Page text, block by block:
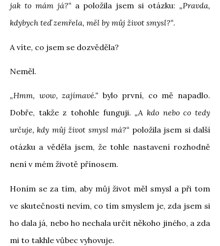
jak to mám já?“a položila jsem si otázku:„Pravda,
kdybych teď zemřela, měl by můj život smysl?“.
A víte, co jsem se dozvěděla?
Neměl.
„Hmm, wow, zajímavé.“ bylo první, co mě napadlo.
Dobře, takže z tohohle funguji.„A kdo nebo co tedy
určuje, kdy můj život smysl má?“ položila jsem si další
otázku a věděla jsem, že tohle nastavení rozhodně
není v mém životě přínosem.
Honím se za tím, aby můj život měl smysl a při tom
ve skutečnosti nevím, co tím smyslem je, zda jsem si
ho dala já, nebo ho nechala určit někoho jiného, a zda
mi to takhle vůbec vyhovuje.